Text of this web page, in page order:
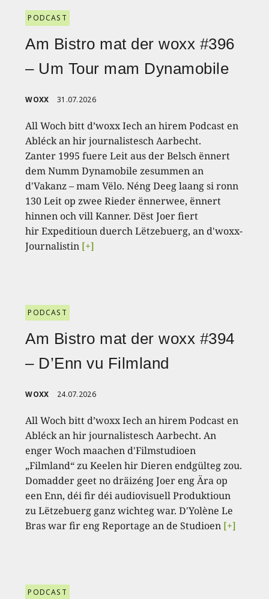
PODCAST
Am Bistro mat der woxx #396
– Um Tour mam Dynamobile
WOXX 31.07.2026
All Woch bitt d’woxx Iech an hirem Podcast en
Abléck an hir journalistesch Aarbecht.
Zanter 1995 fuere Leit aus der Belsch ënnert
dem Numm Dynamobile zesummen an
d'Vakanz – mam Vëlo. Néng Deeg laang si ronn
130 Leit op zwee Rieder ënnerwee, ënnert
hinnen och vill Kanner. Dëst Joer fiert
hir Expeditioun duerch Lëtzebuerg, an d'woxx-
Journalistin [+]
PODCAST
Am Bistro mat der woxx #394
– D’Enn vu Filmland
WOXX 24.07.2026
All Woch bitt d’woxx Iech an hirem Podcast en
Abléck an hir journalistesch Aarbecht. An
enger Woch maachen d'Filmstudioen
„Filmland“ zu Keelen hir Dieren endgülteg zou.
Domadder geet no dräizéng Joer eng Ära op
een Enn, déi fir déi audiovisuell Produktioun
zu Lëtzebuerg ganz wichteg war. D'Yolène Le
Bras war fir eng Reportage an de Studioen [+]
PODCAST